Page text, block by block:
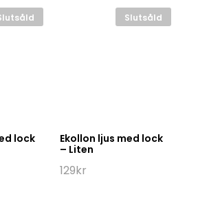
lock
Slutsåld
Ekollon ljus med lock
– Liten
129kr